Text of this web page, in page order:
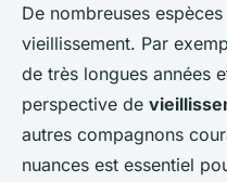
De nombreuses
vieillissement. Par
de très longues années
perspective de
autres compagnons
nuances est essentiel